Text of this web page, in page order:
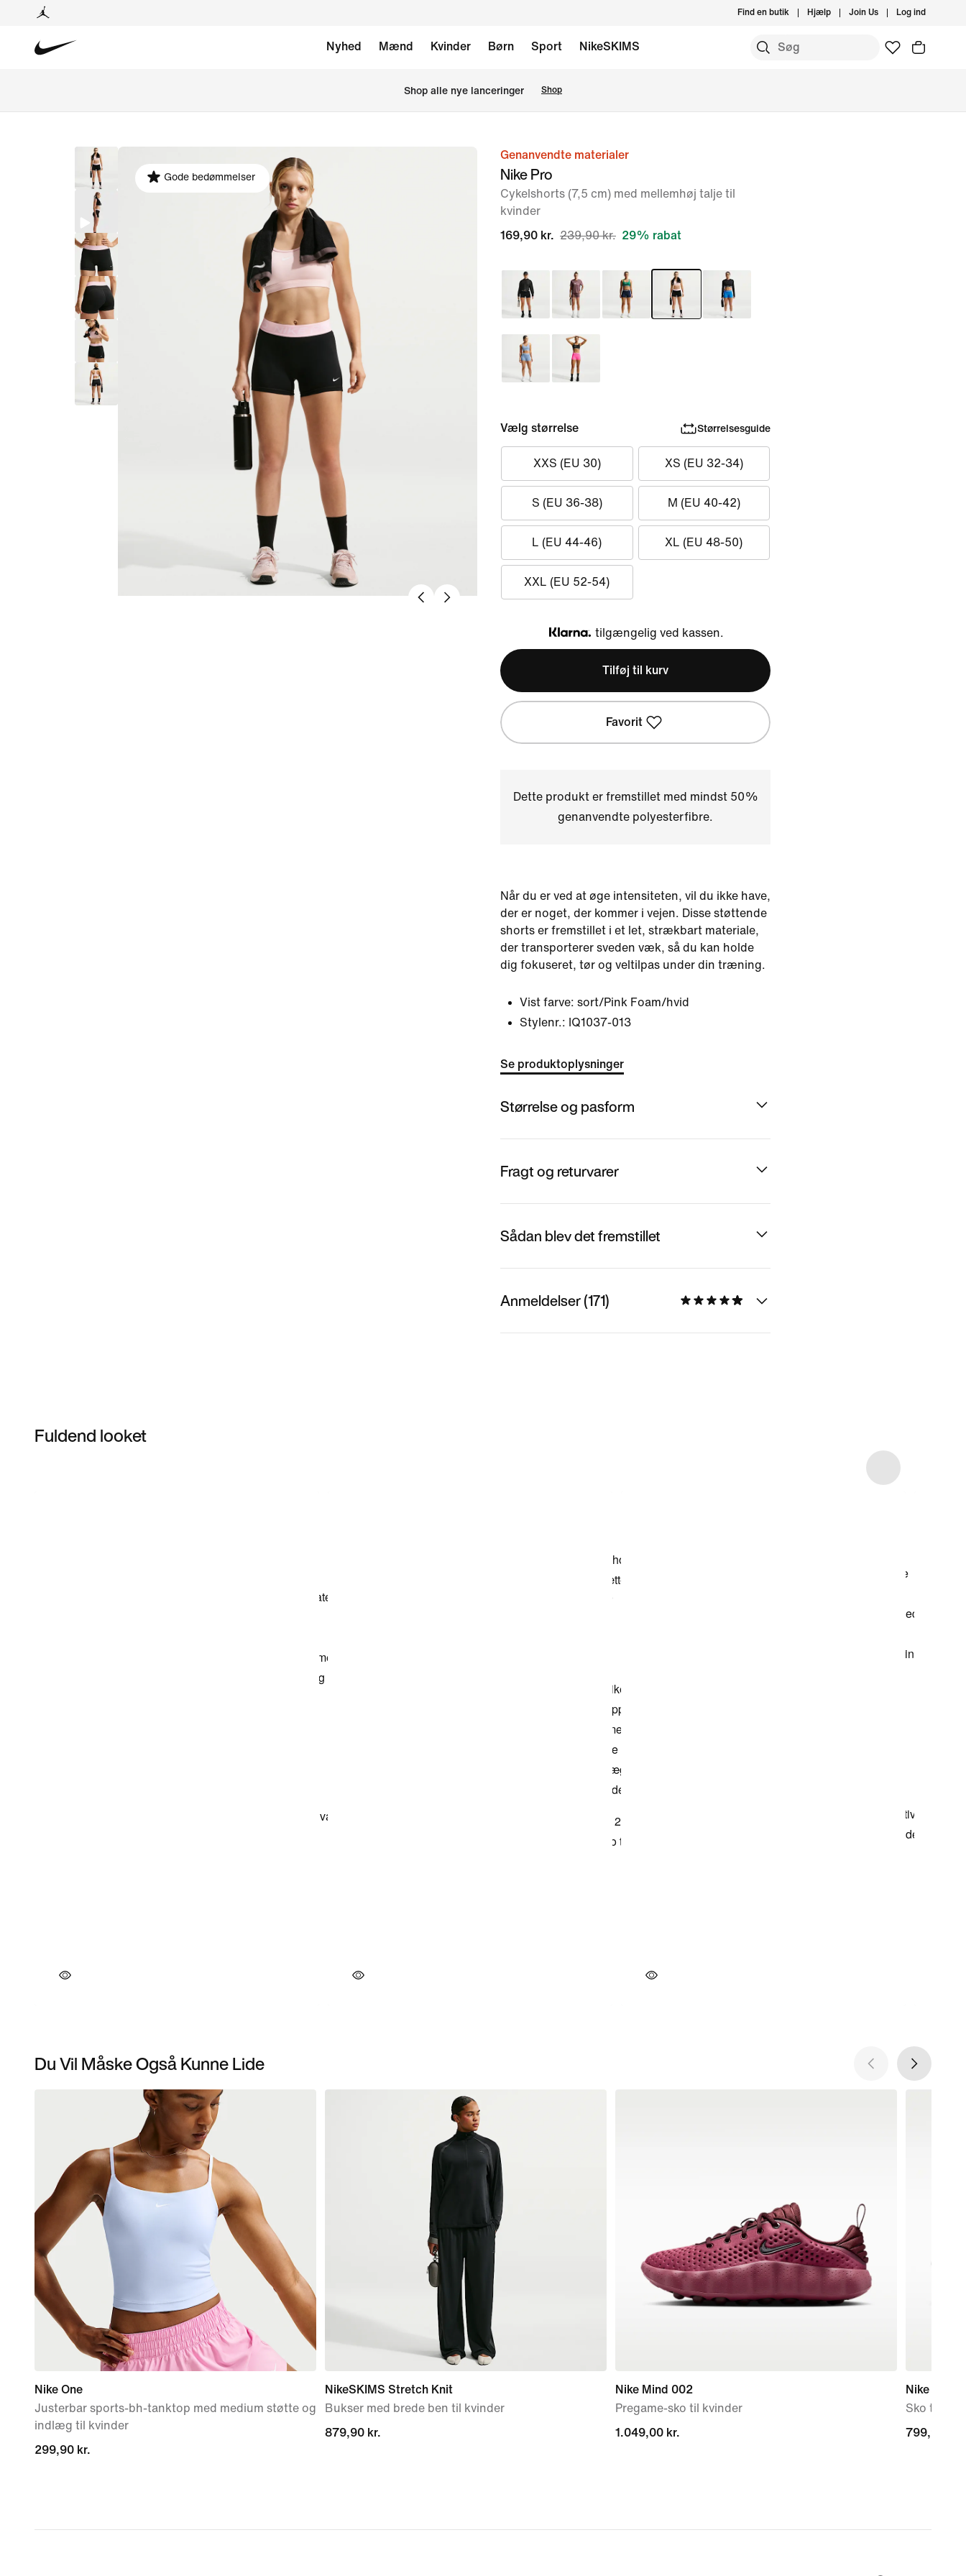
Find en butik Hjælp Join Us Log ind
Nyhed Mænd Kvinder Børn Sport NikeSKIMS
Shop alle nye lanceringer Shop
billede
Gode bedømmelser
Genanvendte materialer
Nike Pro
Cykelshorts (7,5 cm) med mellemhøj talje til
kvinder
169,90 kr. 239,90 kr. 29% rabat
Vælg størrelse Størrelsesguide
XXS (EU 30) XS (EU 32-34)
S (EU 36-38) M (EU 40-42)
L (EU 44-46) XL (EU 48-50)
XXL (EU 52-54)
Klarna
tilgængelig ved kassen.
Tilføj til kurv
Favorit
Dette produkt er fremstillet med mindst 50%
genanvendte polyesterfibre.
Når du er ved at øge intensiteten, vil du ikke have,
der er noget, der kommer i vejen. Disse støttende
shorts er fremstillet i et let, strækbart materiale,
der transporterer sveden væk, så du kan holde
dig fokuseret, tør og veltilpas under din træning.
Vist farve: sort/Pink Foam/hvid
Stylenr.: IQ1037-013
Se produktoplysninger
Størrelse og pasform
Fragt og returvarer
Sådan blev det fremstillet
Anmeldelser (171)
Fuldend looket
Du Vil Måske Også Kunne Lide
Nike One
Justerbar sports-bh-tanktop med medium støtte og
indlæg til kvinder
299,90 kr.
299,90 kr.
NikeSKIMS Stretch Knit
Bukser med brede ben til kvinder
879,90 kr.
879,90 kr.
Nike Mind 002
Pregame-sko til kvinder
1.049,00 kr.
1.049,00 kr.
Nike
Sko til
799,90 kr.
799,90 kr.